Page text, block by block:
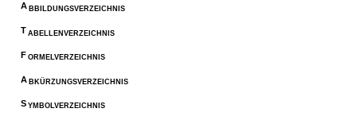
A BBILDUNGSVERZEICHNIS
T ABELLENVERZEICHNIS
F ORMELVERZEICHNIS
A BKÜRZUNGSVERZEICHNIS
S YMBOLVERZEICHNIS